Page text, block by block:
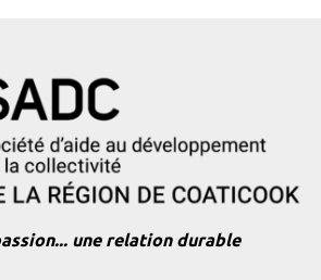
une relation durable